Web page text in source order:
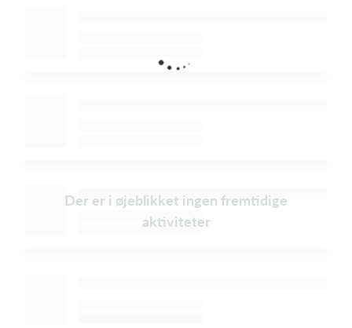
Der er i øjeblikket ingen fremtidige
aktiviteter